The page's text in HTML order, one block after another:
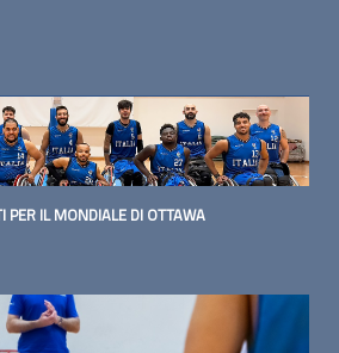
PER IL MONDIALE DI OTTAWA